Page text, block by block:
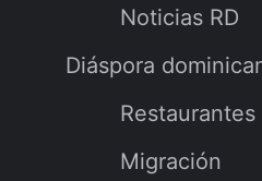
Noticias RD
Diáspora
Migración